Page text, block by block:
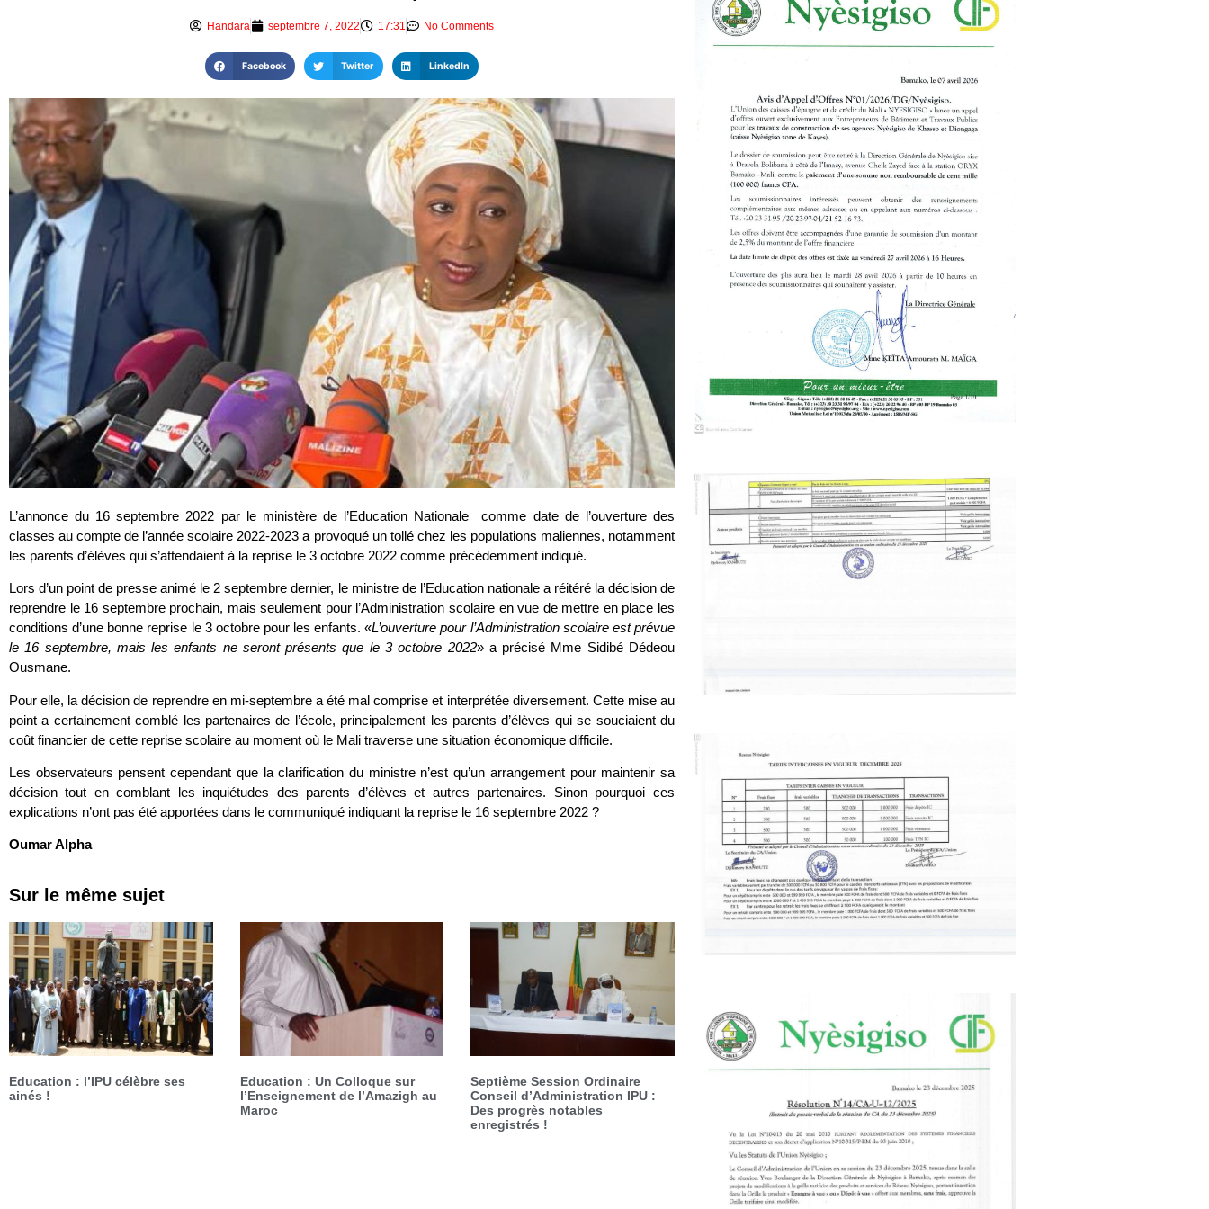
Handara septembre 7, 2022 17:31 No Comments
Facebook Twitter LinkedIn
L’annonce du 16 septembre 2022 par le ministère de l’Education Nationale comme date de l’ouverture des
classes au compte de l’année scolaire 2022-2023 a provoqué un tollé chez les populations maliennes, notamment
les parents d’élèves qui s’attendaient à la reprise le 3 octobre 2022 comme précédemment indiqué.
Lors d’un point de presse animé le 2 septembre dernier, le ministre de l’Education nationale a réitéré la décision de
reprendre le 16 septembre prochain, mais seulement pour l’Administration scolaire en vue de mettre en place les
conditions d’une bonne reprise le 3 octobre pour les enfants. «L’ouverture pour l’Administration scolaire est prévue
le 16 septembre, mais les enfants ne seront présents que le 3 octobre 2022» a précisé Mme Sidibé Dédeou
Ousmane.
Pour elle, la décision de reprendre en mi-septembre a été mal comprise et interprétée diversement. Cette mise au
point a certainement comblé les partenaires de l’école, principalement les parents d’élèves qui se souciaient du
coût financier de cette reprise scolaire au moment où le Mali traverse une situation économique difficile.
Les observateurs pensent cependant que la clarification du ministre n’est qu’un arrangement pour maintenir sa
décision tout en comblant les inquiétudes des parents d’élèves et autres partenaires. Sinon pourquoi ces
explications n’ont pas été apportées dans le communiqué indiquant la reprise le 16 septembre 2022 ?
Oumar Alpha
Sur le même sujet
Education : l’IPU célèbre ses
ainés !
Education : Un Colloque sur
l’Enseignement de l’Amazigh au
Maroc
Septième Session Ordinaire
Conseil d’Administration IPU :
Des progrès notables
enregistrés !